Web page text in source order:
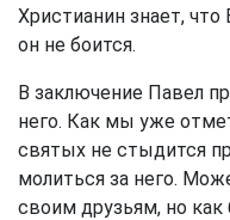
Христианин знает, что
он не боится.
В заключение Павел
него. Как мы уже
святых не стыдится
молиться за него.
своим друзьям, но